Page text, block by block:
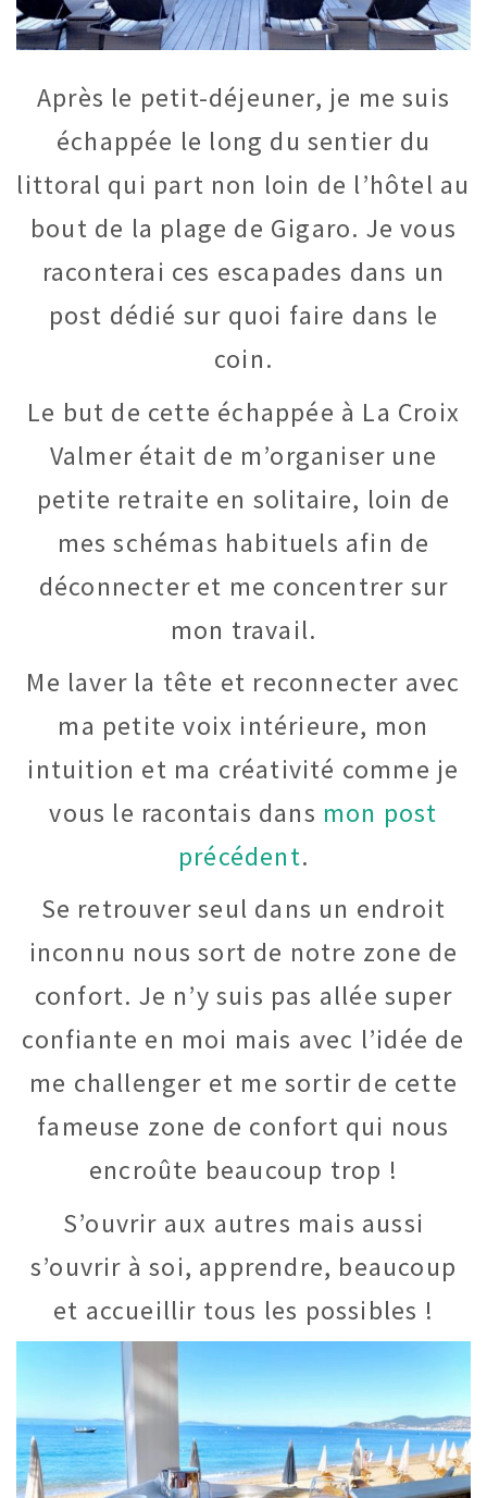
Après le petit-déjeuner, je me suis
échappée le long du sentier du
littoral qui part non loin de l’hôtel au
bout de la plage de Gigaro. Je vous
raconterai ces escapades dans un
post dédié sur quoi faire dans le
coin.
Le but de cette échappée à La Croix
Valmer était de m’organiser une
petite retraite en solitaire, loin de
mes schémas habituels afin de
déconnecter et me concentrer sur
mon travail.
Me laver la tête et reconnecter avec
ma petite voix intérieure, mon
intuition et ma créativité comme je
vous le racontais dans mon post
précédent.
Se retrouver seul dans un endroit
inconnu nous sort de notre zone de
confort. Je n’y suis pas allée super
confiante en moi mais avec l’idée de
me challenger et me sortir de cette
fameuse zone de confort qui nous
encroûte beaucoup trop !
S’ouvrir aux autres mais aussi
s’ouvrir à soi, apprendre, beaucoup
et accueillir tous les possibles !